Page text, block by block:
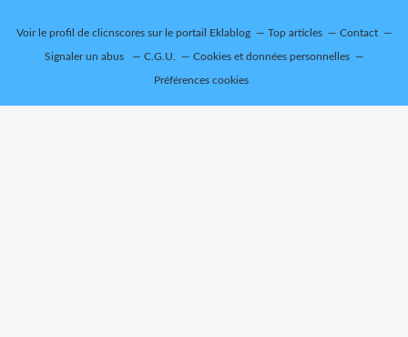
Voir le profil de clicnscoressur le portail Eklablog Top articles Contact
Signaler un abus C.G.U. Cookies et données personnelles
Préférences cookies